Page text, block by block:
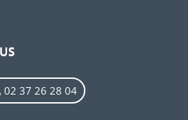
02 37 26 28 04